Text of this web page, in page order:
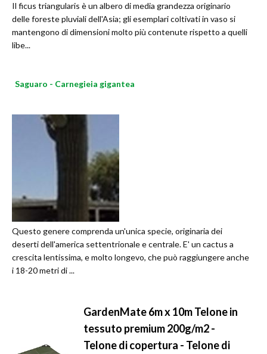
Il ficus triangularis è un albero di media grandezza originario
delle foreste pluviali dell'Asia; gli esemplari coltivati in vaso si
mantengono di dimensioni molto più contenute rispetto a quelli
libe...
Saguaro - Carnegieia gigantea
Questo genere comprenda un'unica specie, originaria dei
deserti dell'america settentrionale e centrale. E' un cactus a
crescita lentissima, e molto longevo, che può raggiungere anche
i 18-20 metri di ...
GardenMate 6m x 10m Telone in
tessuto premium 200g/m2 -
Telone di copertura - Telone di